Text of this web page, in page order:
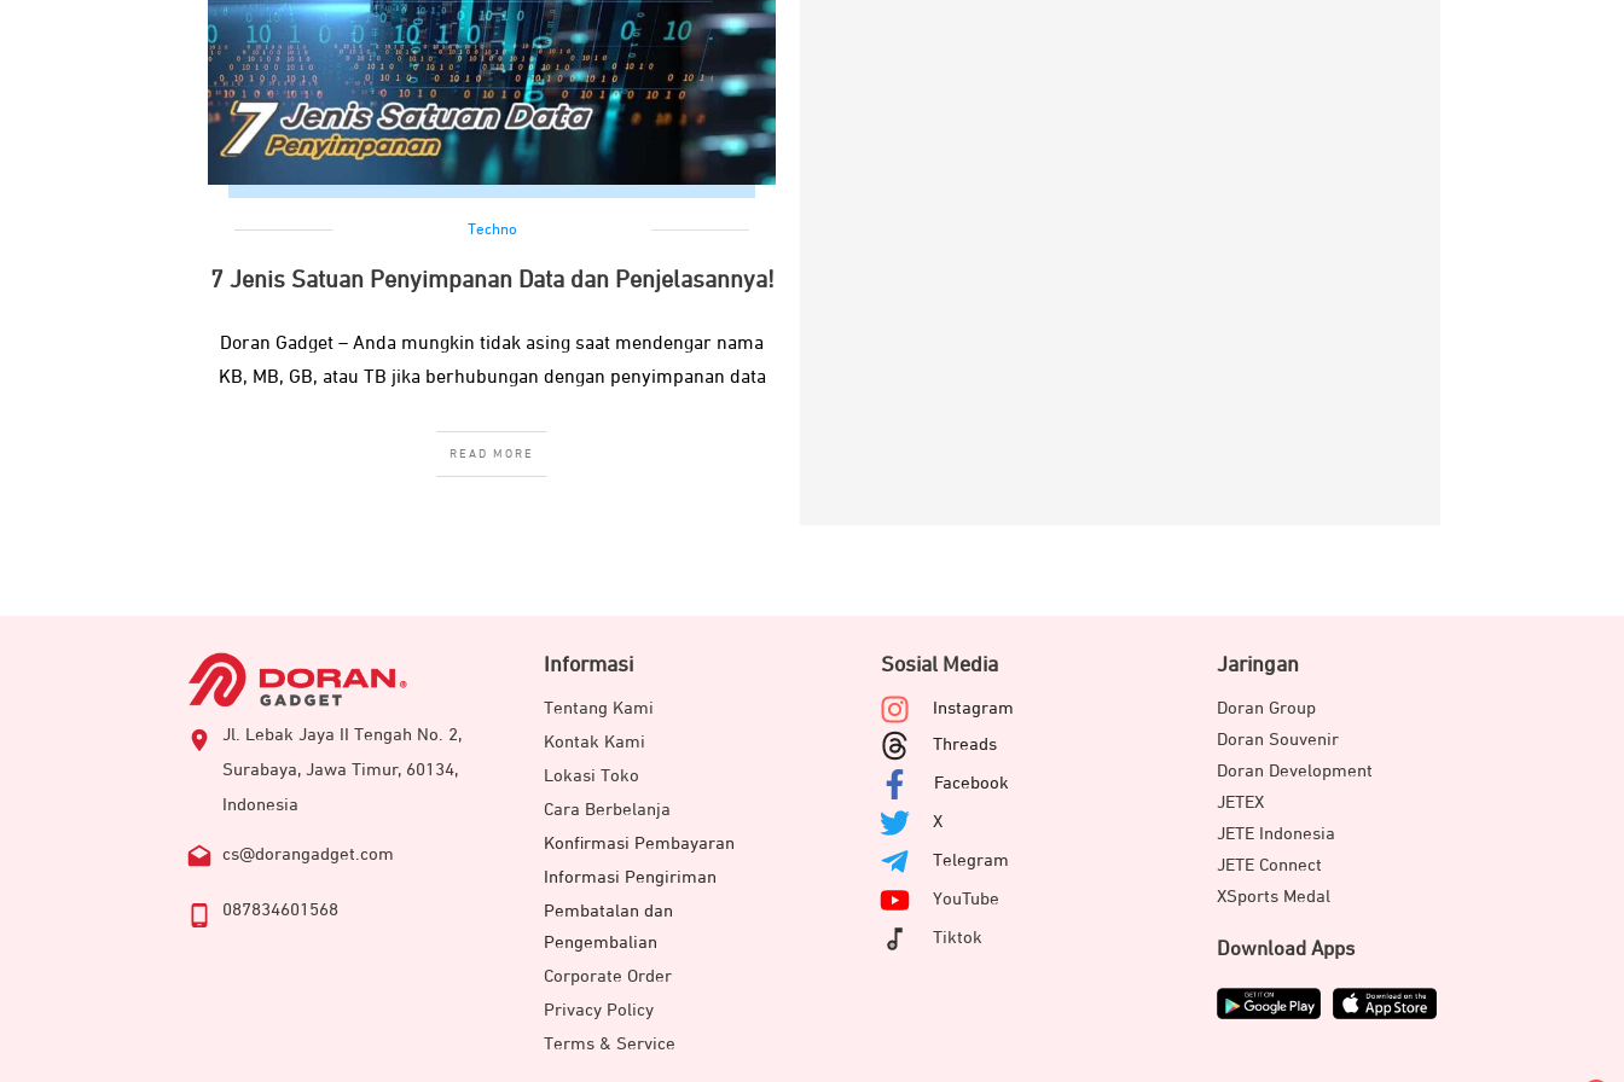
Techno
7 Jenis Satuan Penyimpanan Data dan Penjelasannya!
Doran Gadget – Anda mungkin tidak asing saat mendengar nama
KB, MB, GB, atau TB jika berhubungan dengan penyimpanan data
READ MORE
Jl. Lebak Jaya II Tengah No. 2,
Surabaya, Jawa Timur, 60134,
Indonesia
cs@dorangadget.com
087834601568
Informasi
Tentang Kami
Kontak Kami
Lokasi Toko
Cara Berbelanja
Konfirmasi Pembayaran
Informasi Pengiriman
Pembatalan dan
Pengembalian
Corporate Order
Privacy Policy
Terms & Service
Sosial Media
Instagram
Threads
Facebook
X
Telegram
YouTube
Tiktok
Jaringan
Doran Group
Doran Souvenir
Doran Development
JETEX
JETE Indonesia
JETE Connect
XSports Medal
Download Apps